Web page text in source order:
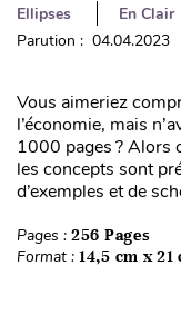
Ellipses
En Clair
Parution : 04.04.2023
Vous aimeriez
l’économie, mais
1000 pages ? Alors
les concepts sont
d’exemples et de
Pages : 256 Pages
Format : 14,5 cm x 21